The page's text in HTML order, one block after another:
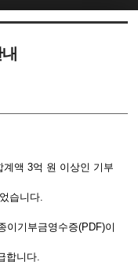
액 3억 원 이상인 기부
습니다.
이기부금영수증(PDF)이
합니다.
5